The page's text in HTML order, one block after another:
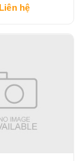
Liên hệ